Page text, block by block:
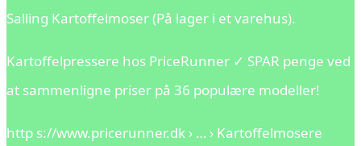
Salling Kartoffelmoser (På lager i et varehus).
Kartoffelpressere hos PriceRunner ✓ SPAR penge ved
at sammenligne priser på 36 populære modeller!
http s://www.pricerunner.dk › … › Kartoffelmosere